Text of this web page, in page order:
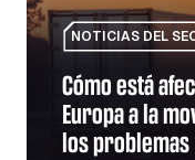
NOTICIAS DEL
Cómo está
Europa a la
los problemas